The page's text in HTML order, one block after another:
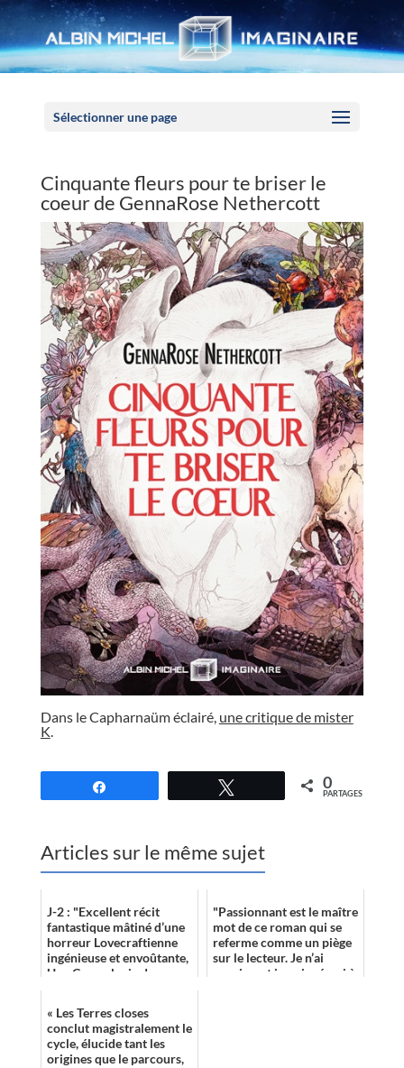
Sélectionner une page
Cinquante fleurs pour te briser le
coeur de GennaRose Nethercott
Dans le Capharnaüm éclairé, une critique de mister
K.
0
PARTAGES
Articles sur le même sujet
J-2 : "Excellent récit
fantastique mâtiné d’une
horreur Lovecraftienne
ingénieuse et envoûtante,
Une Cosmologie de
"Passionnant est le maître
mot de ce roman qui se
referme comme un piège
sur le lecteur. Je n’ai
quasiment jamais réussi à
« Les Terres closes
conclut magistralement le
cycle, élucide tant les
origines que le parcours,
Panneau de gestion des cookies